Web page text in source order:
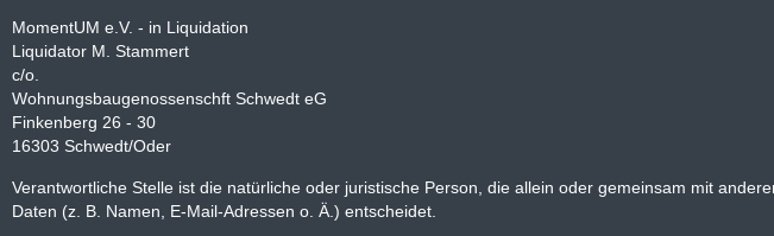
MomentUM e.V. - in Liquidation
Liquidator M. Stammert
c/o.
Wohnungsbaugenossenschft Schwedt eG
Finkenberg 26 - 30
16303 Schwedt/Oder
Verantwortliche Stelle ist die natürliche oder juristische Person, die allein oder gemeinsam mit
Daten (z. B. Namen, E-Mail-Adressen o. Ä.) entscheidet.